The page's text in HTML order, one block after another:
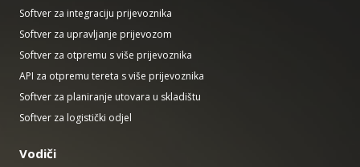
Softver za integraciju prijevoznika
Softver za upravljanje prijevozom
Softver za otpremu s više prijevoznika
API za otpremu tereta s više prijevoznika
Softver za planiranje utovara u skladištu
Softver za logistički odjel
Vodiči